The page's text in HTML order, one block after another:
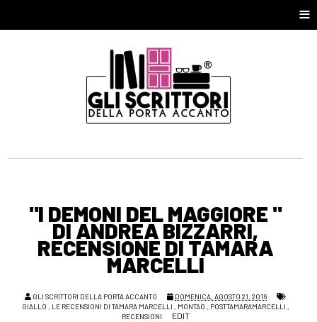
≡
"I DEMONI DEL MAGGIORE "
DI ANDREA BIZZARRI,
RECENSIONE DI TAMARA
MARCELLI
GLI SCRITTORI DELLA PORTA ACCANTO
DOMENICA, AGOSTO 21, 2016
GIALLO , LE RECENSIONI DI TAMARA MARCELLI , MONTAG , POSTTAMARAMARCELLI ,
RECENSIONI
EDIT